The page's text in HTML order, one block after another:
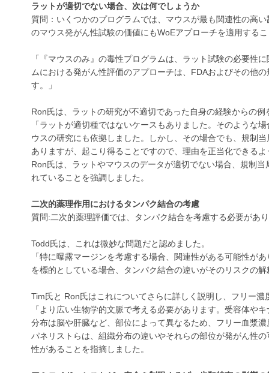
ラットが適切でない場合、次は何でしょうか
質問：いくつかのプログラムでは、マウスが最も関連性の高
のマウス発がん性試験の価値にもWoEアプローチを適用する
「『マウスのみ』の毒性プログラムは、ラット試験の必要性
ムにおける発がん性評価のアプローチは、FDAおよびその他
す。」
Ron氏は、ラットの研究が不適切であった自身の経験からの例
「ラットが適切種ではないケースもありました。そのような
ウスの研究にも依拠しました。しかし、その場合でも、規制
ありますが、起こり得ることですので、理由を正当化できる
Ron氏は、ラットやマウスのデータが適切でない場合、規制
れていることを強調しました。
二次的薬理作用におけるタンパク結合の考慮
質問:二次的薬理評価では、タンパク結合を考慮する必要があ
Todd氏は、これは微妙な問題だと認めました。
「特に曝露マージンを考慮する場合、関連性がある可能性が
を標的としている場合、タンパク結合の違いがそのリスクの
Tim氏と Ron氏はこれについてさらに詳しく説明し、フリー
「より広い生物学的文脈で考える必要があります。受容体や
分布は脳や肝臓など、部位によって異なるため、フリー血漿
パネリストらは、組織分布の違いやそれらの部位が発がん性
性があることを指摘しました。